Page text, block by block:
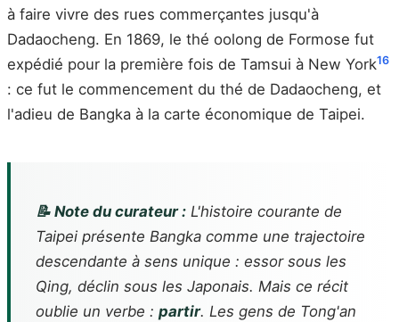
à faire vivre des rues commerçantes jusqu'à
Dadaocheng. En 1869, le thé oolong de Formose fut
expédié pour la première fois de Tamsui à New York16
: ce fut le commencement du thé de Dadaocheng, et
l'adieu de Bangka à la carte économique de Taipei.
📝 Note du curateur : L'histoire courante de
Taipei présente Bangka comme une trajectoire
descendante à sens unique : essor sous les
Qing, déclin sous les Japonais. Mais ce récit
oublie un verbe : partir. Les gens de Tong'an